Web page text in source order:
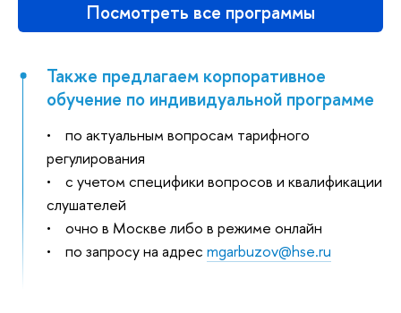
Посмотреть все программы
Также предлагаем корпоративное
обучение по индивидуальной программе
• по актуальным вопросам тарифного
регулирования
• с учетом специфики вопросов и квалификации
слушателей
• очно в Москве либо в режиме онлайн
• по запросу на адрес mgarbuzov@hse.ru